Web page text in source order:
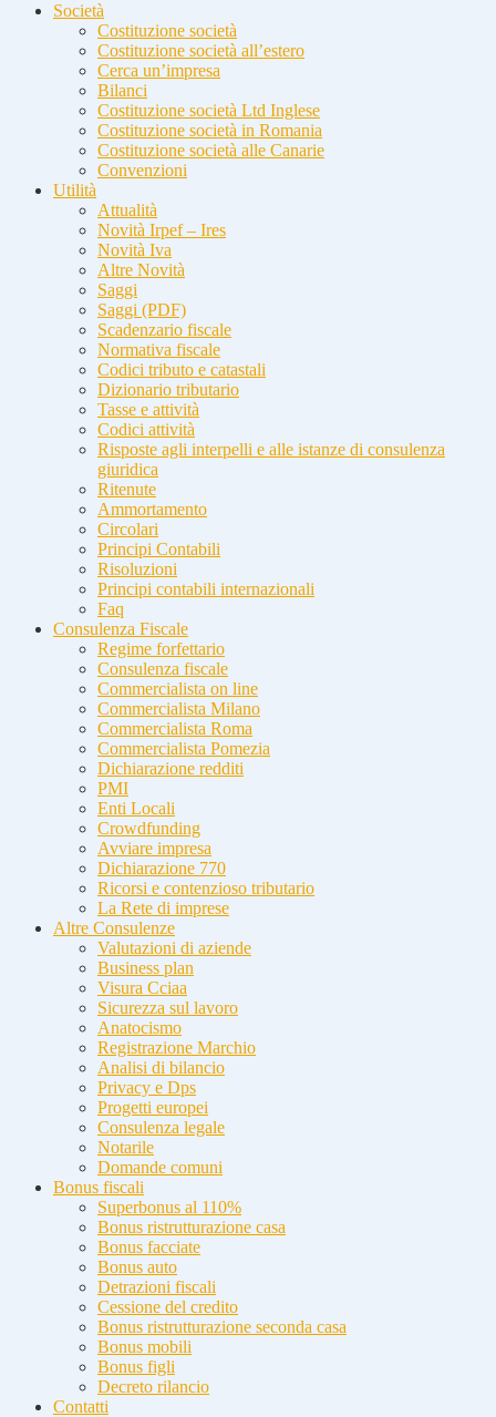
Società
Costituzione società
Costituzione società all’estero
Cerca un’impresa
Bilanci
Costituzione società Ltd Inglese
Costituzione società in Romania
Costituzione società alle Canarie
Convenzioni
Utilità
Attualità
Novità Irpef – Ires
Novità Iva
Altre Novità
Saggi
Saggi (PDF)
Scadenzario fiscale
Normativa fiscale
Codici tributo e catastali
Dizionario tributario
Tasse e attività
Codici attività
Risposte agli interpelli e alle istanze di consulenza
giuridica
Ritenute
Ammortamento
Circolari
Principi Contabili
Risoluzioni
Principi contabili internazionali
Faq
Consulenza Fiscale
Regime forfettario
Consulenza fiscale
Commercialista on line
Commercialista Milano
Commercialista Roma
Commercialista Pomezia
Dichiarazione redditi
PMI
Enti Locali
Crowdfunding
Avviare impresa
Dichiarazione 770
Ricorsi e contenzioso tributario
La Rete di imprese
Altre Consulenze
Valutazioni di aziende
Business plan
Visura Cciaa
Sicurezza sul lavoro
Anatocismo
Registrazione Marchio
Analisi di bilancio
Privacy e Dps
Progetti europei
Consulenza legale
Notarile
Domande comuni
Bonus fiscali
Superbonus al 110%
Bonus ristrutturazione casa
Bonus facciate
Bonus auto
Detrazioni fiscali
Cessione del credito
Bonus ristrutturazione seconda casa
Bonus mobili
Bonus figli
Decreto rilancio
Contatti